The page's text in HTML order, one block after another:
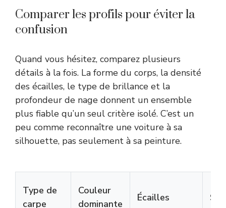
Comparer les profils pour éviter la
confusion
Quand vous hésitez, comparez plusieurs
détails à la fois. La forme du corps, la densité
des écailles, le type de brillance et la
profondeur de nage donnent un ensemble
plus fiable qu’un seul critère isolé. C’est un
peu comme reconnaître une voiture à sa
silhouette, pas seulement à sa peinture.
Type de
carpe
Couleur
dominante
Écailles